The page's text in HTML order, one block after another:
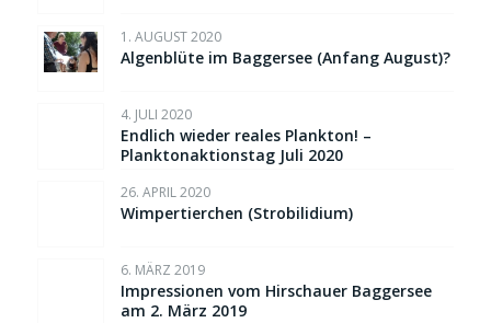
1. AUGUST 2020
Algenblüte im Baggersee (Anfang August)?
4. JULI 2020
Endlich wieder reales Plankton! –
Planktonaktionstag Juli 2020
26. APRIL 2020
Wimpertierchen (Strobilidium)
6. MÄRZ 2019
Impressionen vom Hirschauer Baggersee
am 2. März 2019